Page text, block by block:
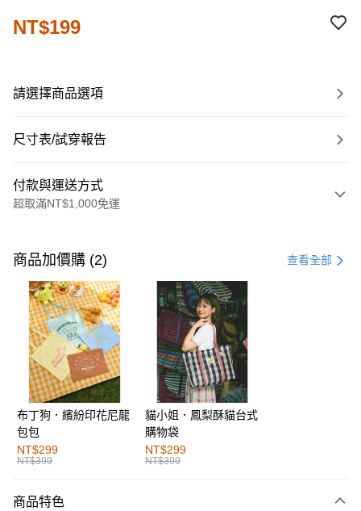
NT$199
請選擇商品選項
尺寸表/試穿報告
付款與運送方式
超取滿NT$1,000免運
信用卡一次付款
購物金
超商取貨付款
LINE Pay
街口支付
運送方式
全家取貨付款
每筆NT$60，滿NT$1,000(含以上)免運費
付款後全家取貨
商品加價購 (2) 查看全部
布丁狗．繽紛印花尼龍
包包
NT$299
NT$399
貓小姐．鳳梨酥貓台式
購物袋
NT$299
NT$399
商品特色